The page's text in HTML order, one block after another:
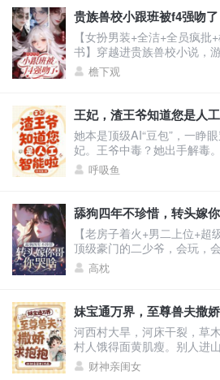
时。温时言还没反应，跟他
纷砸钱给他砸资源，牵人脉
是最强的！医术也是！一开
医学界都被他的医
贵族兽校小跟班被f4强吻了
【女扮男装+全洁+全员疯批
书】穿越进贵族兽校小说，
为女主是假白莲真黑心，F4
扮男装且莫名其妙跟男主们
游念死死捂着真实性别，卷
底摆脱剧情。却没想到，一
席，还收获了四个男主的卑
檐下观
王妃，渣王爷知道您是人
她本是顶级AI“豆包”，一睁
妃。王爷中毒？她出手解毒
法：“夫妻有同居义务。”王
起来扔床上！他怒：“你到底
她：“你到底有没有心？”她
没有‘心’这个模块。”他笑了
心，装进你心里。”
呼吸鱼
舔狗四年不珍惜，转头嫁
【老房子着火+男二上位+
顶级豪门的二少爷，会玩，
他在一起四年。为了迎合他
子。只因他说，这样又纯又
情的。一时间，宋疏桐成了
桐跟传闻中那古板封建，权
琂，领证结婚。徐禹赫踉跄
疏桐，你答
高枕
妹宝通万界，至尊兽夫撒
河西村大旱，河床干裂，草
村人饿得面黄肌瘦。别人进
手一逛，肥兔野鸡堆成山，
蛇。看着乖巧温顺的小黑蛇
财神亲闺女